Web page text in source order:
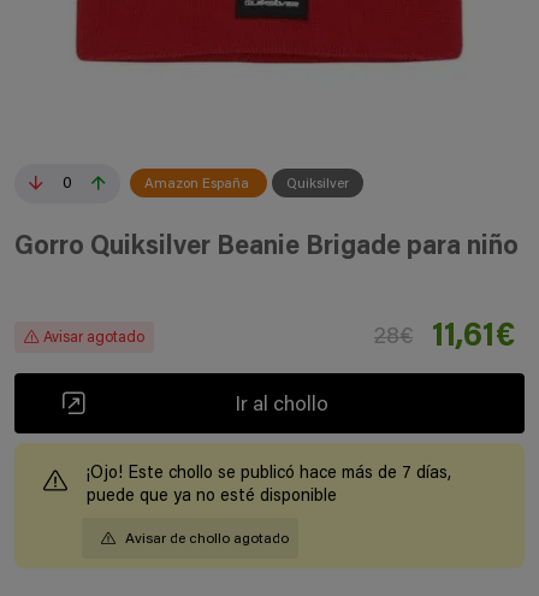
0 Amazon España Quiksilver
Gorro Quiksilver Beanie Brigade para niño
Avisar agotado 28€ 11,61€
Ir al chollo
¡Ojo! Este chollo se publicó hace más de 7 días,
puede que ya no esté disponible
Avisar de chollo agotado